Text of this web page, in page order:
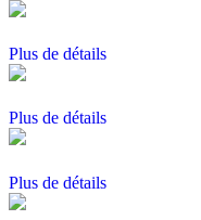
Plus de détails
Plus de détails
Plus de détails